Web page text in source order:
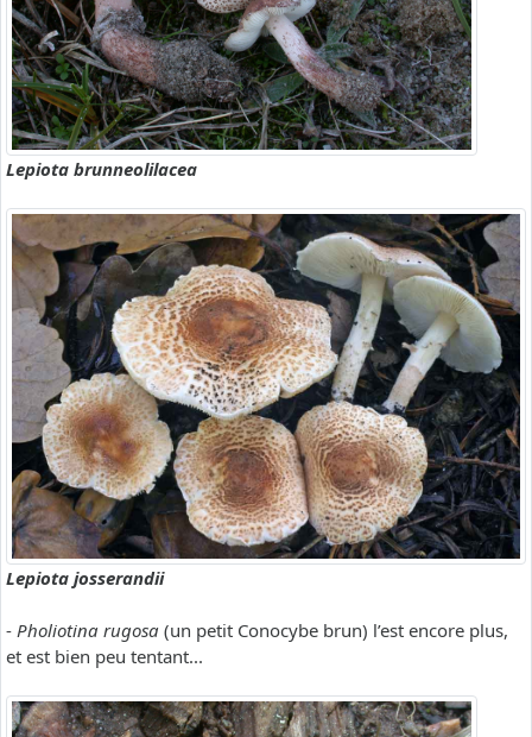
Lepiota brunneolilacea
Lepiota josserandii
- Pholiotina rugosa (un petit Conocybe brun) l’est encore plus,
et est bien peu tentant...